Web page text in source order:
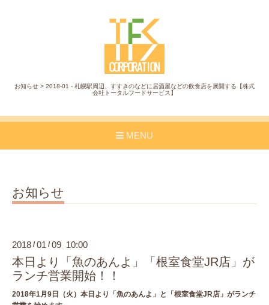
お知らせ > 2018-01 - 札幌駅周辺、すすきのなどに居酒屋などの飲食店を展開する【株式
会社トータルフードサービス】
MENU
お知らせ
2018 /01 /09 10:00
本日より「魚のあんよ」「根室食堂JR店」が
ランチ営業開始！！
2018年1月9日（火）本日より「魚のあんよ」と「根室食堂JR店」がランチ